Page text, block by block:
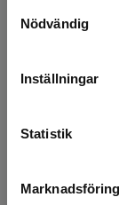
Nödvändig
Inställningar
Statistik
Marknadsföring
Vi
att kunna